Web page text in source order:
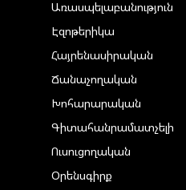
Առասպելաբանություն
Էզոթերիկա
Հայրենասիրական
Ճանաչողական
Խոհարարական
Գիտահանրամատչելի
Ուսուցողական
Օրենսգիրք